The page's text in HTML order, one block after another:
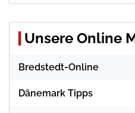
Unsere Online
Bredstedt-Online
Dänemark Tipps